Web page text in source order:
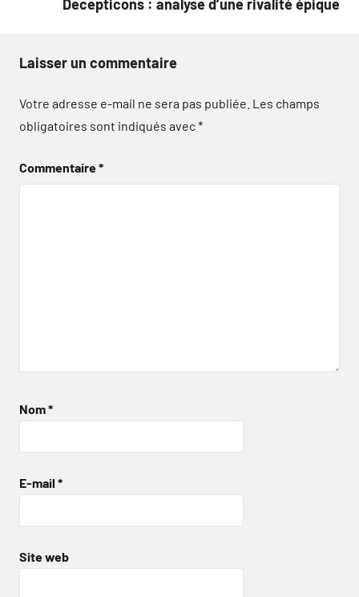
Decepticons : analyse d’une rivalité épique
Laisser un commentaire
Votre adresse e-mail ne sera pas publiée. Les champs
obligatoires sont indiqués avec*
Commentaire*
Nom*
E-mail *
Site web